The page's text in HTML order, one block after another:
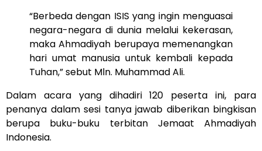
“Berbeda dengan ISIS yang ingin menguasai
negara-negara di dunia melalui kekerasan,
maka Ahmadiyah berupaya memenangkan
hari umat manusia untuk kembali kepada
Tuhan,” sebut Mln. Muhammad Ali.
Dalam acara yang dihadiri 120 peserta ini, para
penanya dalam sesi tanya jawab diberikan bingkisan
berupa buku-buku terbitan Jemaat Ahmadiyah
Indonesia.